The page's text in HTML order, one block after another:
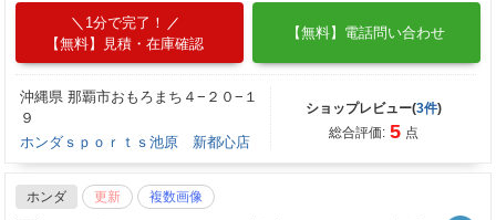
1分で完了！
【無料】見積・在庫確認
【無料】電話問い合わせ
沖縄県 那覇市おもろまち４−２０−１
９
ホンダｓｐｏｒｔｓ池原 新都心店
ショップレビュー(3件)
総合評価: 5 点
ホンダ 更新 複数画像